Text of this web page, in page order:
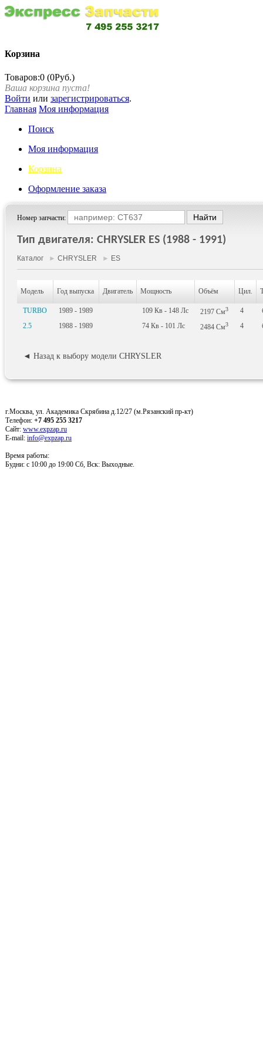
Корзина
Товаров:0 (0Руб.)
Ваша корзина пуста!
Войти или зарегистрироваться.
Главная Моя информация
Поиск
Моя информация
Корзина
Оформление заказа
Номер запчасти:
Тип двигателя: CHRYSLER ES (1988 - 1991)
Каталог ► CHRYSLER ► ES
Модель Год выпуска Двигатель Мощность Объём Цил.
TURBO 1989 - 1989 109 Кв - 148 Лс 2197 См3 4
2.5
1988 - 1989 74 Кв - 101 Лс 2484 См3 4
◄ Назад к выбору модели CHRYSLER
г.Москва, ул. Академика Скрябина д.12/27 (м.Рязанский пр-кт)
Телефон: +7 495 255 3217
Сайт: www.expzap.ru
E-mail: info@expzap.ru
Время работы:
Будни: c 10:00 до 19:00 Сб, Вск: Выходные.